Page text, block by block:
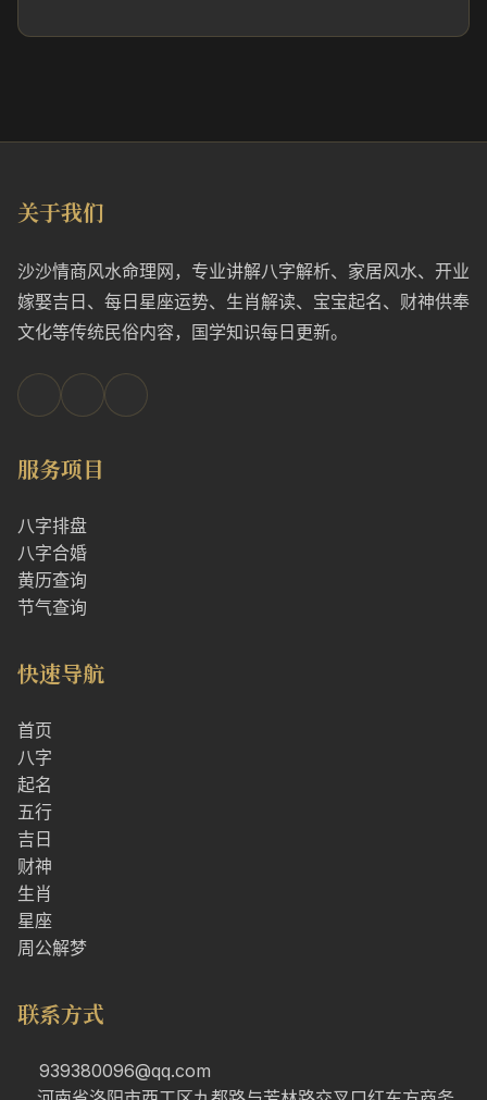
关于我们
沙沙情商风水命理网，专业讲解八字解析、家居风水、开业
嫁娶吉日、每日星座运势、生肖解读、宝宝起名、财神供奉
文化等传统民俗内容，国学知识每日更新。
服务项目
八字排盘
八字合婚
黄历查询
节气查询
快速导航
首页
八字
起名
五行
吉日
财神
生肖
星座
周公解梦
联系方式
939380096@qq.com